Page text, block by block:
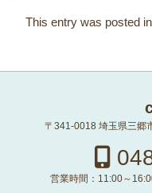
This entry was posted in
〒341-0018 埼玉県三郷
営業時間： 11:00～